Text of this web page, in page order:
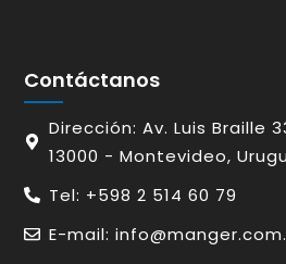
Contáctanos
Dirección: Av. Luis Braille
13000 - Montevideo,
Tel: +598 2 514 60 79
E-mail: